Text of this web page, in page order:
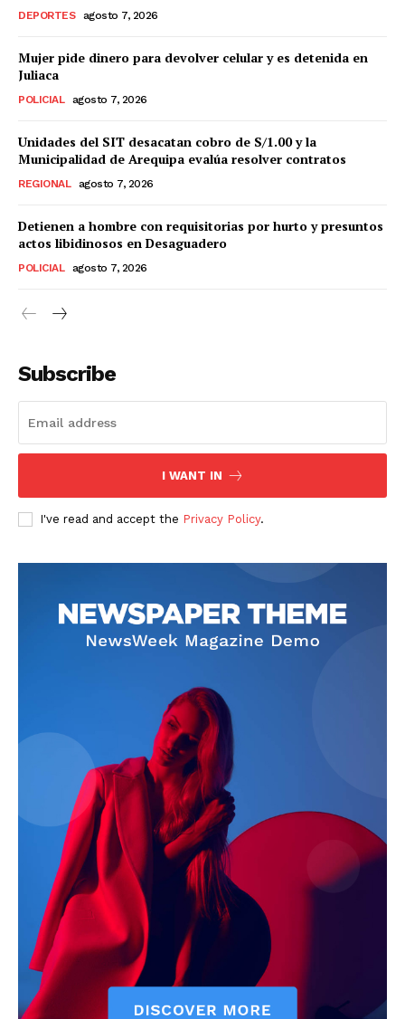
SUSCRIBETE
Nosotros
DEPORTES agosto 7, 2026
Mujer pide dinero para devolver celular y es detenida en
Juliaca
POLICIAL agosto 7, 2026
Unidades del SIT desacatan cobro de S/1.00 y la
Municipalidad de Arequipa evalúa resolver contratos
REGIONAL agosto 7, 2026
Detienen a hombre con requisitorias por hurto y presuntos
actos libidinosos en Desaguadero
POLICIAL agosto 7, 2026
Subscribe
I WANT IN
I've read and accept the Privacy Policy.